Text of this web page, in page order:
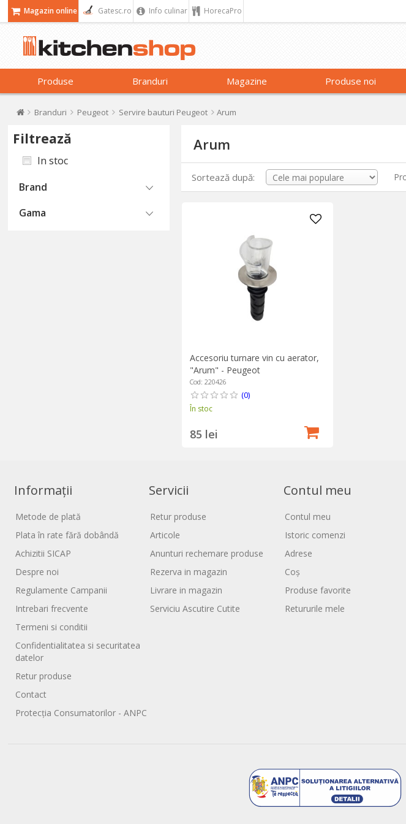
Magazin online Gatesc.ro Info culinar HorecaPro
Produse Branduri Magazine Produse noi
Branduri Peugeot Servire bauturi Peugeot Arum
Filtrează
In stoc
Brand
Gama
Arum
Sortează după:
Accesoriu turnare vin cu aerator,
"Arum" - Peugeot
Cod: 220426
(0)
În stoc
85 lei
Informații
Metode de plată
Plata în rate fără dobândă
Achizitii SICAP
Despre noi
Regulamente Campanii
Intrebari frecvente
Termeni si conditii
Confidentialitatea si securitatea
datelor
Retur produse
Contact
Protecția Consumatorilor - ANPC
Servicii
Retur produse
Articole
Anunturi rechemare produse
Rezerva in magazin
Livrare in magazin
Serviciu Ascutire Cutite
Contul meu
Contul meu
Istoric comenzi
Adrese
Coș
Produse favorite
Retururile mele